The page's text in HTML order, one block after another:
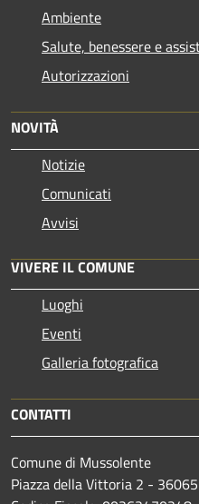
Ambiente
Salute, benessere e
Autorizzazioni
NOVITÀ
Notizie
Comunicati
Avvisi
VIVERE IL COMUNE
Luoghi
Eventi
Galleria fotografica
CONTATTI
Comune di Mussolente
Piazza della Vittoria 2 -